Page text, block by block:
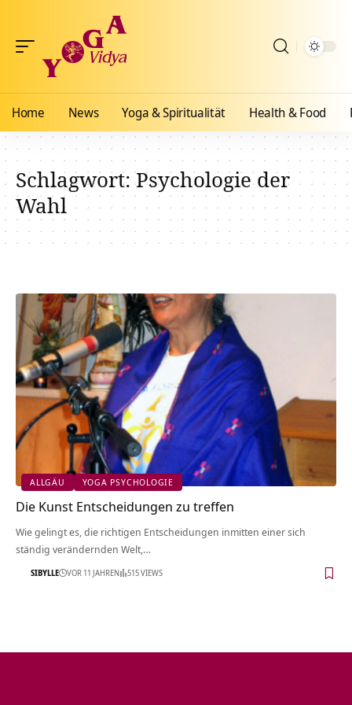
Home News Yoga & Spiritualität Health & Food
Schlagwort:Psychologie der
Wahl
ALLGÄU YOGA PSYCHOLOGIE
Die Kunst Entscheidungen zu treffen
Wie gelingt es, die richtigen Entscheidungen inmitten einer sich
ständig verändernden Welt,…
SIBYLLE VOR 11 JAHREN 515 VIEWS